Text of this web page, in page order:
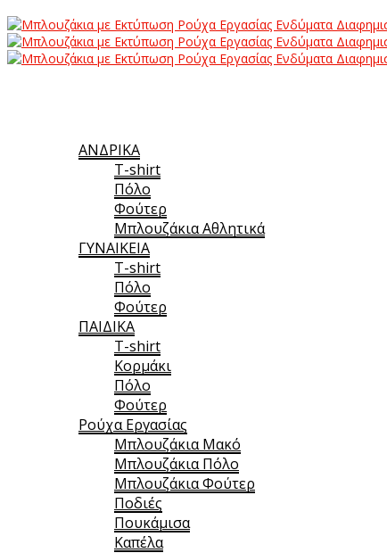
ΑΝΔΡΙΚΑ
T-shirt
Πόλο
Φούτερ
Μπλουζάκια Αθλητικά
ΓΥΝΑΙΚΕΙΑ
T-shirt
Πόλο
Φούτερ
ΠΑΙΔΙΚΑ
T-shirt
Κορμάκι
Πόλο
Φούτερ
Ρούχα Εργασίας
Μπλουζάκια Μακό
Μπλουζάκια Πόλο
Μπλουζάκια Φούτερ
Ποδιές
Πουκάμισα
Καπέλα